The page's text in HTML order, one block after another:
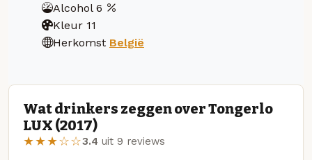
Alcohol 6
Kleur 11
Herkomst België
Wat drinkers zeggen over Tongerlo
LUX (2017)
★★★☆☆3.4 uit 9 reviews